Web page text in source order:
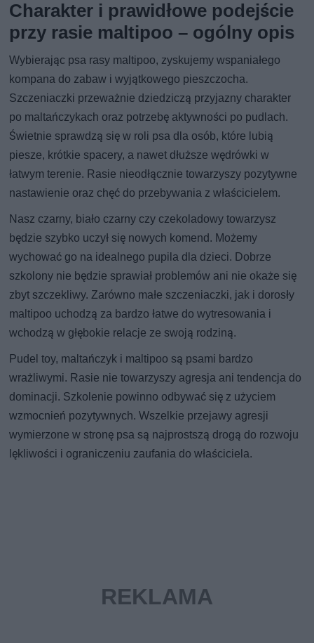
Charakter i prawidłowe podejście
przy rasie maltipoo – ogólny opis
Wybierając psa rasy maltipoo, zyskujemy wspaniałego
kompana do zabaw i wyjątkowego pieszczocha.
Szczeniaczki przeważnie dziedziczą przyjazny charakter
po maltańczykach oraz potrzebę aktywności po pudlach.
Świetnie sprawdzą się w roli psa dla osób, które lubią
piesze, krótkie spacery, a nawet dłuższe wędrówki w
łatwym terenie. Rasie nieodłącznie towarzyszy pozytywne
nastawienie oraz chęć do przebywania z właścicielem.
Nasz czarny, biało czarny czy czekoladowy towarzysz
będzie szybko uczył się nowych komend. Możemy
wychować go na idealnego pupila dla dzieci. Dobrze
szkolony nie będzie sprawiał problemów ani nie okaże się
zbyt szczekliwy. Zarówno małe szczeniaczki, jak i dorosły
maltipoo uchodzą za bardzo łatwe do wytresowania i
wchodzą w głębokie relacje ze swoją rodziną.
Pudel toy, maltańczyk i maltipoo są psami bardzo
wrażliwymi. Rasie nie towarzyszy agresja ani tendencja do
dominacji. Szkolenie powinno odbywać się z użyciem
wzmocnień pozytywnych. Wszelkie przejawy agresji
wymierzone w stronę psa są najprostszą drogą do rozwoju
lękliwości i ograniczeniu zaufania do właściciela.